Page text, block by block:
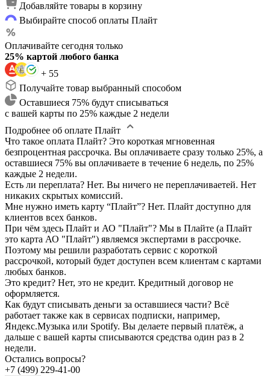
Добавляйте товары в корзину
Выбирайте способ оплаты Плайт
Оплачивайте сегодня только
25% картой любого банка
+ 55
Получайте товар выбранный способом
Оставшиеся 75% будут списываться
с вашей карты по 25% каждые 2 недели
Подробнее об оплате Плайт
Что такое оплата Плайт? Это короткая мгновенная
безпроцентная рассрочка. Вы оплачиваете сразу только 25%, а
оставшиеся 75% вы оплачиваете в течение 6 недель, по 25%
каждые 2 недели.
Есть ли переплата? Нет. Вы ничего не переплачиваетей. Нет
никаких скрытых комиссий.
Мне нужно иметь карту “Плайт”? Нет. Плайт доступно для
клиентов всех банков.
При чём здесь Плайт и АО "Плайт"? Мы в Плайте (а Плайт
это карта АО "Плайт") являемся экспертами в рассрочке.
Поэтому мы решили разработать сервис с короткой
рассрочкой, который будет доступен всем клиентам с картами
любых банков.
Это кредит? Нет, это не кредит. Кредитный договор не
оформляется.
Как будут списывать деньги за оставшиеся части? Всё
работает также как в сервисах подписки, например,
Яндекс.Музыка или Spotify. Вы делаете первый платёж, а
дальше с вашей карты списываются средства один раз в 2
недели.
Остались вопросы?
+7 (499) 229-41-00